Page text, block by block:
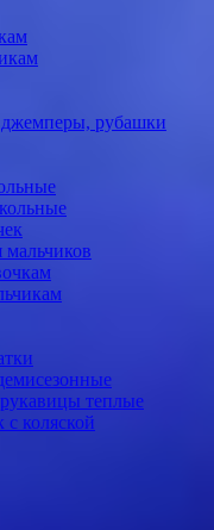
рубашки
теплые
коляской